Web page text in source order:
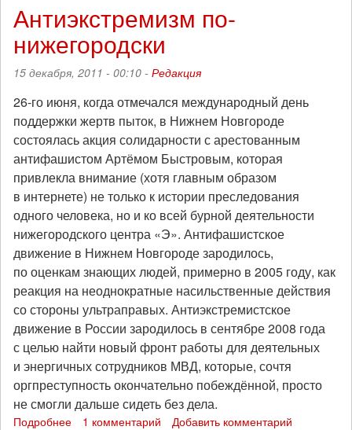
в
Новгороде:
суд
над
антифашистами
Антиэкстремизм по-
нижегородски
15 декабря, 2011 - 00:10 - Редакция
26-го июня, когда отмечался международный день
поддержки жертв пыток, в Нижнем Новгороде
состоялась акция солидарности с арестованным
антифашистом Артёмом Быстровым, которая
привлекла внимание (хотя главным образом
в интернете) не только к истории преследования
одного человека, но и ко всей бурной деятельности
нижегородского центра «Э». Антифашистское
движение в Нижнем Новгороде зародилось,
по оценкам знающих людей, примерно в 2005 году, как
реакция на неоднократные насильственные действия
со стороны ультраправых. Антиэкстремистское
движение в России зародилось в сентябре 2008 года
с целью найти новый фронт работы для деятельных
и энергичных сотрудников МВД, которые, сочтя
оргпреступность окончательно побеждённой, просто
не смогли дальше сидеть без дела.
Подробнее 1 комментарий Добавить комментарий